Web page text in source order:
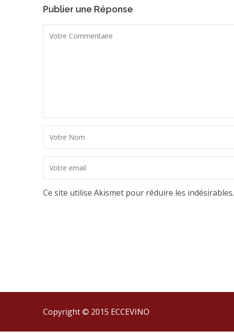
Publier une Réponse
Ce site utilise Akismet pour réduire les indésirables.
Copyright © 2015 ECCEVINO